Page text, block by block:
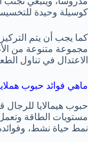
كوسيلة وحيدة
كما يجب أن يتم
مجموعة متنوعة من
الاعتدال في تناول
ماهي فوائد حبوب
حبوب هيمالايا
مستويات الطاقة
نمط حياة نشط،